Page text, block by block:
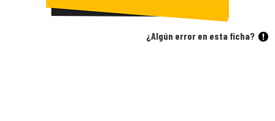
¿Algún error en esta ficha?